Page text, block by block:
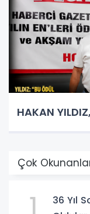
HAKAN
Çok
36 Yıl